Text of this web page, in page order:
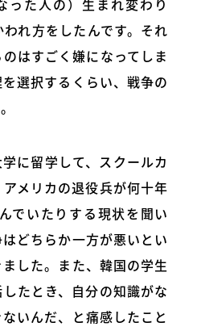
れ方をしたんです。それ
はすごく嫌になってしま
選択するくらい、戦争の
に留学して、スクールカ
メリカの退役兵が何十年
でいたりする現状を聞い
どちらか一方が悪いとい
した。また、韓国の学生
たとき、自分の知識がな
いんだ、と痛感したこと